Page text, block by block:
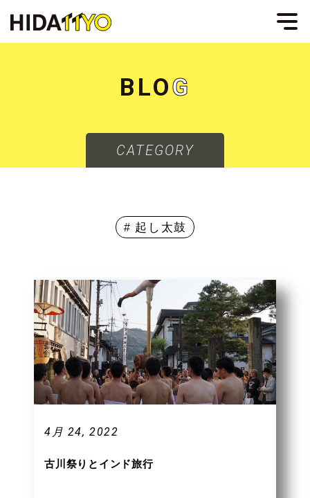
BLOG
CATEGORY
# 起し太鼓
4月 24, 2022
古川祭りとインド旅行